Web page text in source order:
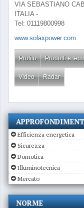
VIA SEBASTIANO
ITALIA -
Tel: 01119800998
www.solaxpower.com
Profilo Prodotti e
Video Radar
Efficienza energetica
Sicurezza
Domotica
Illuminotecnica
Mercato
NORME